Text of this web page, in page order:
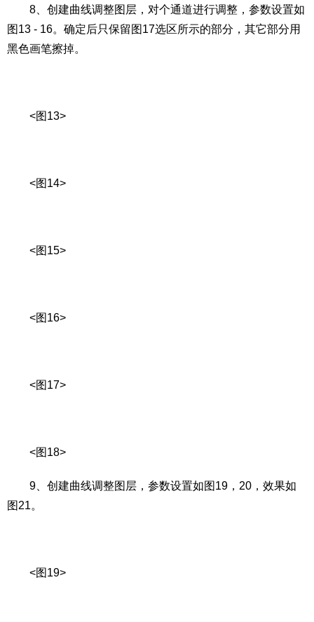
8、创建曲线调整图层，对个通道进行调整，参数设置如
图13 - 16。确定后只保留图17选区所示的部分，其它部分用
黑色画笔擦掉。
<图13>
<图14>
<图15>
<图16>
<图17>
<图18>
9、创建曲线调整图层，参数设置如图19，20，效果如
图21。
<图19>